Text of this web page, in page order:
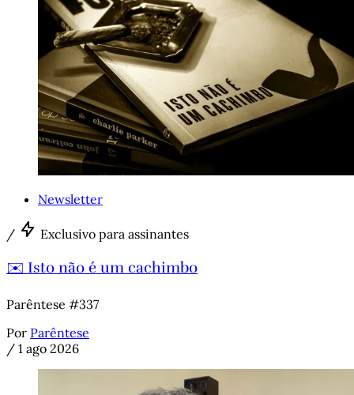
Newsletter
/ Exclusivo para assinantes
✉️ Isto não é um cachimbo
Parêntese #337
Por Parêntese
/ 1 ago 2026